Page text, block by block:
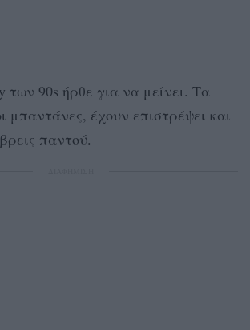
των 90s ήρθε για να μείνει. Τα
μπαντάνες, έχουν επιστρέψει και
παντού.